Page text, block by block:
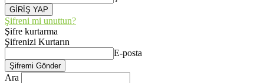
Şifreni mi unuttun?
Şifre kurtarma
Şifrenizi Kurtarın
E-posta
Ara